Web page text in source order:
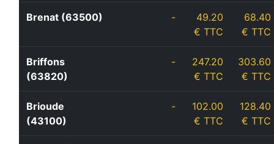
Brenat (63500) -
49.20
€ TTC
68.40
€ TTC
Briffons
(63820)
-
247.20
€ TTC
303.60
€ TTC
Brioude
(43100)
-
102.00
€ TTC
128.40
€ TTC